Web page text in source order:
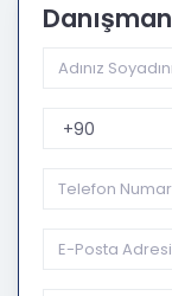
Telefon Kodu